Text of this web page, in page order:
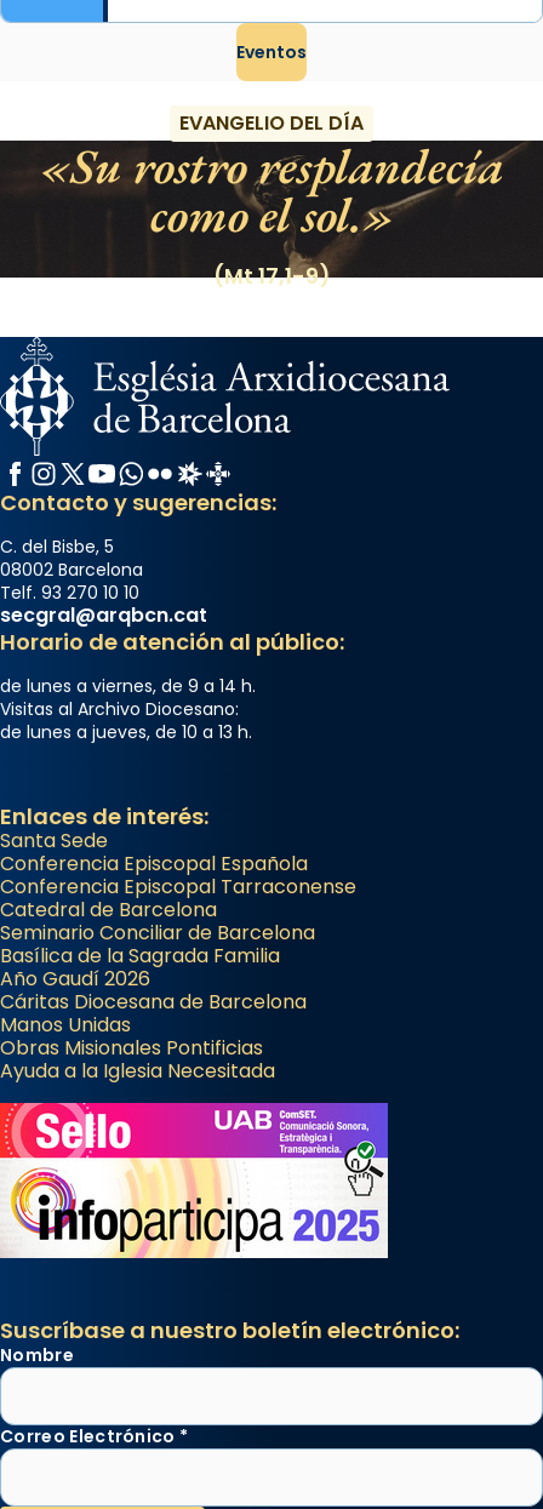
Eventos
EVANGELIO DEL DÍA
Su rostro resplandecía
como el sol.
(Mt 17,1-9)
Facebook
Instagram
X / Twitter
YouTube
WhatsApp
FlickrRadio Estel
Catalunya Cristiana
Contacto y sugerencias:
C. del Bisbe, 5
08002 Barcelona
Telf. 93 270 10 10
secgral@arqbcn.cat
Horario de atención al público:
de lunes a viernes, de 9 a 14 h.
Visitas al Archivo Diocesano:
de lunes a jueves, de 10 a 13 h.
Enlaces de interés:
Santa Sede
Conferencia Episcopal Española
Conferencia Episcopal Tarraconense
Catedral de Barcelona
Seminario Conciliar de Barcelona
Basílica de la Sagrada Familia
Año Gaudí 2026
Cáritas Diocesana de Barcelona
Manos Unidas
Obras Misionales Pontificias
Ayuda a la Iglesia Necesitada
Suscríbase a nuestro boletín electrónico:
Nombre
Correo Electrónico *